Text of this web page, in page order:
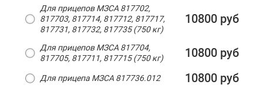
Для прицепов МЗСА 817702,
817703, 817714, 817712, 817717,
817731, 817732, 817735 (750 кг)
10800 руб
Для прицепов МЗСА 817704,
817705, 817711, 817715 (750 кг)
10800 руб
Для прицепа МЗСА 817736.012 10800 руб